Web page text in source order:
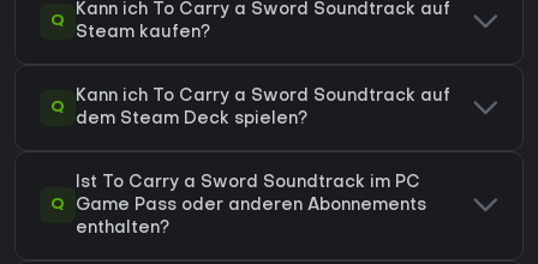
Q
Kann ich To Carry a Sword Soundtrack auf
Steam kaufen?
Q
Kann ich To Carry a Sword Soundtrack auf
dem Steam Deck spielen?
Q
Ist To Carry a Sword Soundtrack im PC
Game Pass oder anderen Abonnements
enthalten?